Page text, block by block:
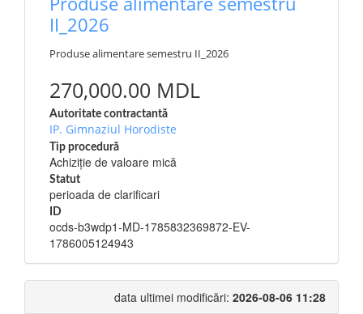
II_2026
Produse alimentare semestru II_2026
270,000.00 MDL
Autoritate contractantă
IP. Gimnaziul Horodiste
Tip procedură
Achiziție de valoare mică
Statut
perioada de clarificari
ID
ocds-b3wdp1-MD-1785832369872-EV-
1786005124943
data ultimei modificări: 2026-08-06 11:28